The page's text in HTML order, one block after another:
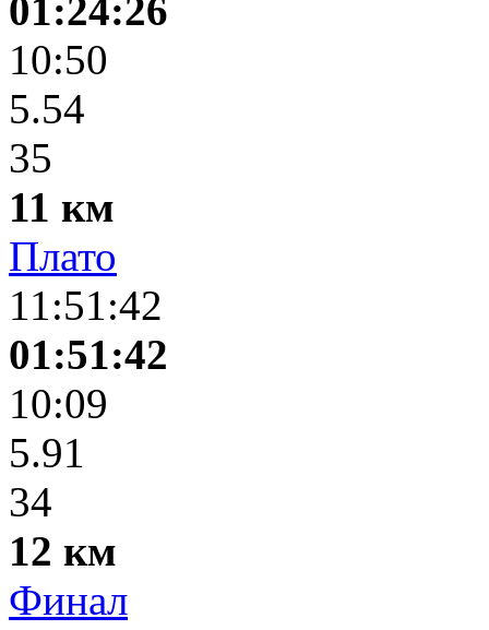
01:24:26
10:50
5.54
35
11 км
Плато
11:51:42
01:51:42
10:09
5.91
34
12 км
Финал